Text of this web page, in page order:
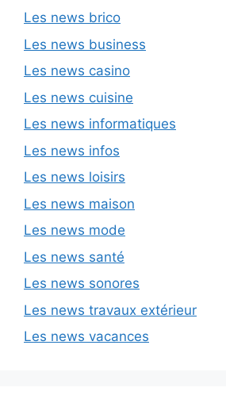
Les news brico
Les news business
Les news casino
Les news cuisine
Les news informatiques
Les news infos
Les news loisirs
Les news maison
Les news mode
Les news santé
Les news sonores
Les news travaux extérieur
Les news vacances